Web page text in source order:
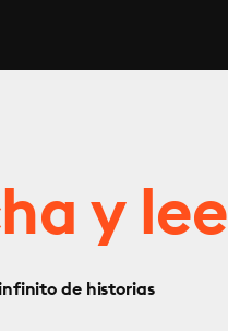
y lee
de historias